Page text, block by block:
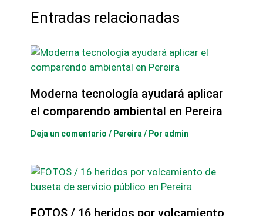
Entradas relacionadas
Moderna tecnología ayudará aplicar
el comparendo ambiental en Pereira
Deja un comentario / Pereira / Por admin
FOTOS / 16 heridos por volcamiento